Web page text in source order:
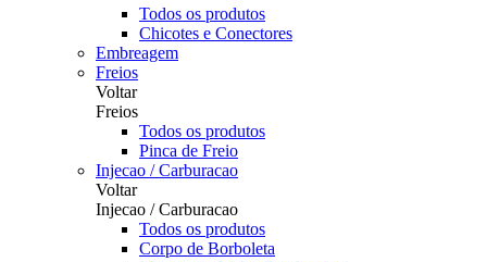
Todos os produtos
Chicotes e Conectores
Embreagem
Freios
Voltar
Freios
Todos os produtos
Pinca de Freio
Injecao / Carburacao
Voltar
Injecao / Carburacao
Todos os produtos
Corpo de Borboleta